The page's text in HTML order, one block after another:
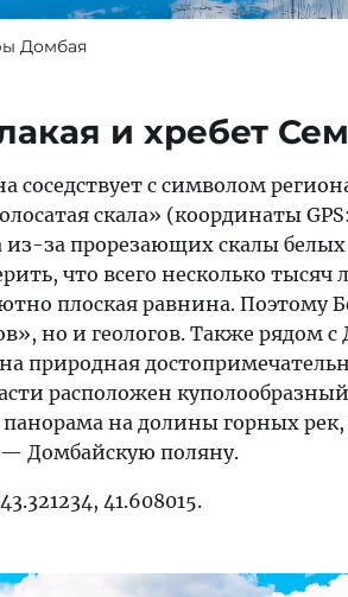
Домбая
и хребет
соседствует с символом
скала» (координаты
из-за прорезающих скалы
что всего несколько тысяч
плоская равнина. Поэтому
но и геологов. Также рядом
природная
расположен
на долины горных рек,
— Домбайскую поляну.
41.608015.